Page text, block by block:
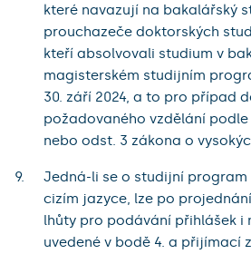
které navazují na bakalářský
prouchazeče doktorských
kteří absolvovali studium v
magisterském studijním
30. září 2024, a to pro případ
požadovaného vzdělání
nebo odst. 3 zákona o
Jedná-li se o studijní program
cizím jazyce, lze po
lhůty pro podávání přihlášek i
uvedené v bodě 4. a přijímací